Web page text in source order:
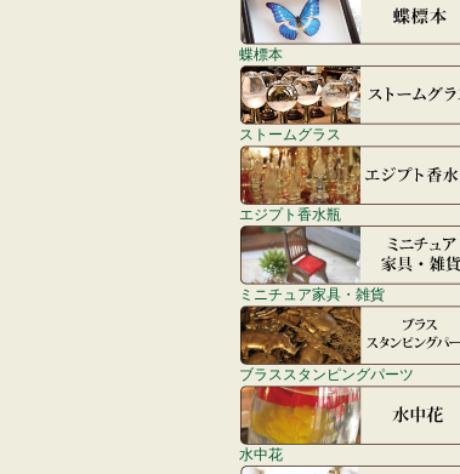
蝶標本
ストームグラス
エジプト香水瓶
ミニチュア家具・雑貨
ブラススタンピングパーツ
水中花